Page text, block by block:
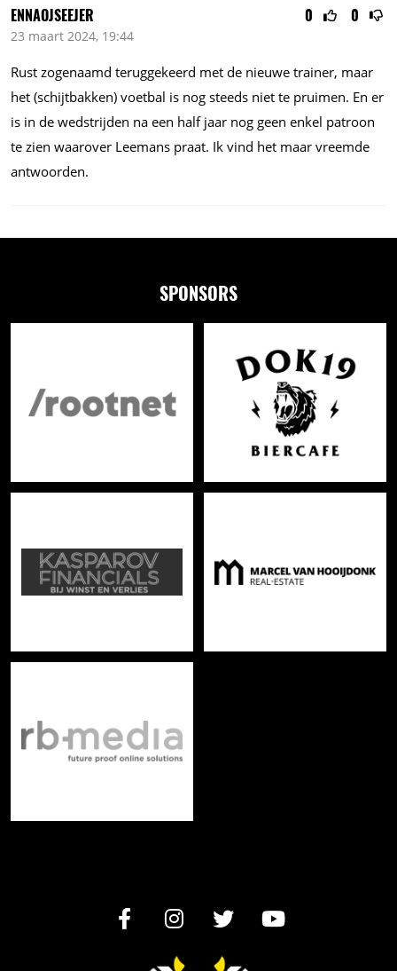
0 0
ENNAOJSEEJER
23 maart 2024, 19:44
Rust zogenaamd teruggekeerd met de nieuwe trainer, maar
het (schijtbakken) voetbal is nog steeds niet te pruimen. En er
is in de wedstrijden na een half jaar nog geen enkel patroon
te zien waarover Leemans praat. Ik vind het maar vreemde
antwoorden.
SPONSORS